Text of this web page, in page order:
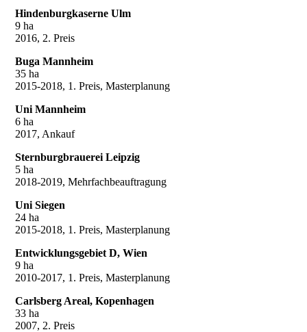
Hindenburgkaserne Ulm
9 ha
2016, 2. Preis
Buga Mannheim
35 ha
2015-2018, 1. Preis, Masterplanung
Uni Mannheim
6 ha
2017, Ankauf
Sternburgbrauerei Leipzig
5 ha
2018-2019, Mehrfachbeauftragung
Uni Siegen
24 ha
2015-2018, 1. Preis, Masterplanung
Entwicklungsgebiet D, Wien
9 ha
2010-2017, 1. Preis, Masterplanung
Carlsberg Areal, Kopenhagen
33 ha
2007, 2. Preis